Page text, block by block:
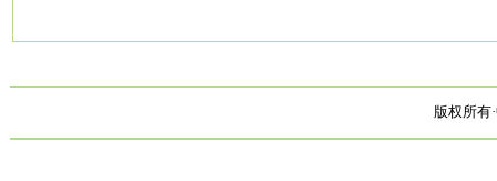
版权所有